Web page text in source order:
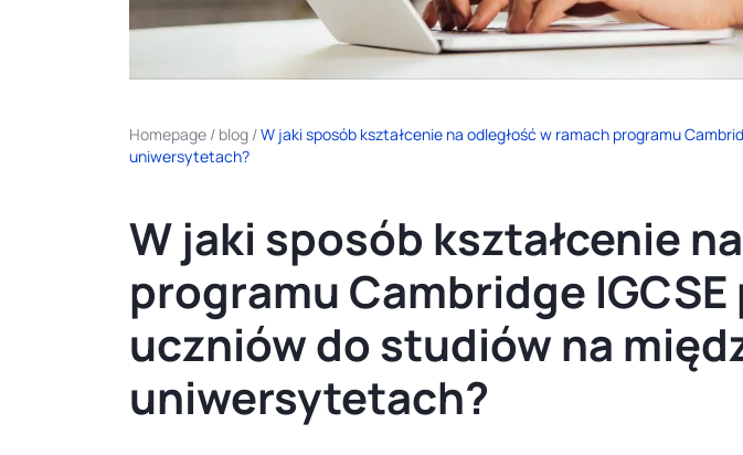
Homepage / blog /W jaki sposób kształcenie na odległość w ramach programu
uniwersytetach?
W jaki sposób kształcenie
programu Cambridge
uczniów do studiów na
uniwersytetach?